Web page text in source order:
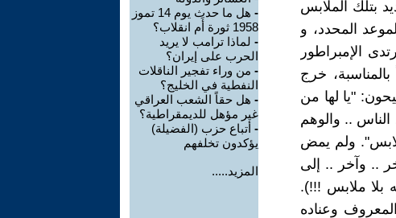
بتلك الملابس
المحدد، و
الإمبراطور
خرج
"يا لها من
الناس .. والوهم
ولم يمض
.. وآخر .. إلى
بلا ملابس !!!).
وعناده
-
هل ما حدث يوم 14 تموز
1958 ثورة أَم انقلاب؟
- لماذا ترامب لا يريد
الحرب على إيران؟
- من وراء تفجير الناقلات
النفطية في الخليج؟
- هل حقاً الشعب العراقي
غير مؤهل للديمقراطية؟
- أتباع حزب (الفضيلة)
يؤكدون تخلفهم
المزيد.....